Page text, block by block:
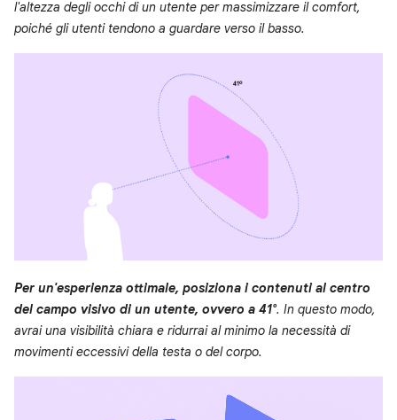
l'altezza degli occhi di un utente per massimizzare il comfort,
poiché gli utenti tendono a guardare verso il basso.
Per un'esperienza ottimale, posiziona i contenuti al centro
del campo visivo di un utente, ovvero a 41°. In questo modo,
avrai una visibilità chiara e ridurrai al minimo la necessità di
movimenti eccessivi della testa o del corpo.